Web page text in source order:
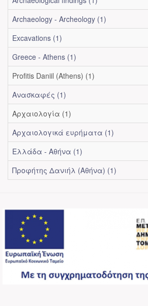
Archaeology - Archeology (1)
Excavations (1)
Greece - Athens (1)
Profitis Daniil (Athens) (1)
Ανασκαφές (1)
Αρχαιολογία (1)
Αρχαιολογικά ευρήματα (1)
Ελλάδα - Αθήνα (1)
Προφήτης Δανιήλ (Αθήνα) (1)